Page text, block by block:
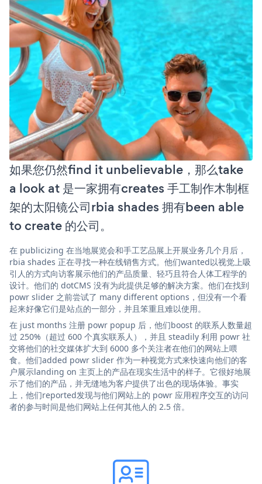
如果您仍然find it unbelievable，那么take
a look at 是一家拥有creates 手工制作木制框
架的太阳镜公司rbia shades 拥有been able
to create 的公司。
在 publicizing 在当地展览会和手工艺品展上开展业务几个月后，
rbia shades 正在寻找一种在线销售方式。他们wanted以视觉上吸
引人的方式向访客展示他们的产品质量、轻巧且符合人体工程学的
设计。他们的 dotCMS 没有为此提供足够的解决方案。他们在找到
powr slider 之前尝试了 many different options，但没有一个看
起来好像它们是站点的一部分，并且笨重且难以使用。
在 just months 注册 powr popup 后，他们boost 的联系人数量超
过 250%（超过 600 个真实联系人），并且 steadily 利用 powr 社
交将他们的社交媒体扩大到 6000 多个关注者在他们的网站上喂
食。他们added powr slider 作为一种视觉方式来快速向他们的客
户展示landing on 主页上的产品在现实生活中的样子。它很好地展
示了他们的产品，并无缝地为客户提供了出色的现场体验。事实
上，他们reported发现与他们网站上的 powr 应用程序交互的访问
者的参与时间是他们网站上任何其他人的 2.5 倍。